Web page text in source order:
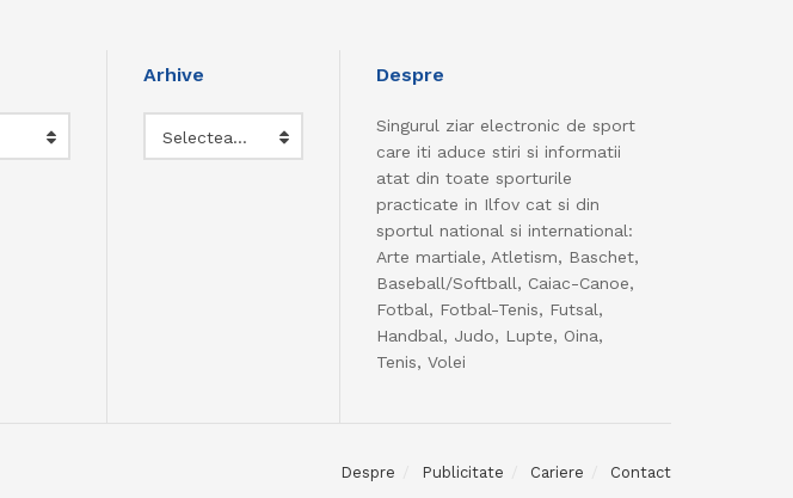
Arhive
Selectează luna
Despre
Singurul ziar electronic de sport
care iti aduce stiri si informatii
atat din toate sporturile
practicate in Ilfov cat si din
sportul national si international:
Arte martiale, Atletism, Baschet,
Baseball/Softball, Caiac-Canoe,
Fotbal, Fotbal-Tenis, Futsal,
Handbal, Judo, Lupte, Oina,
Tenis, Volei
Despre Publicitate Cariere Contact